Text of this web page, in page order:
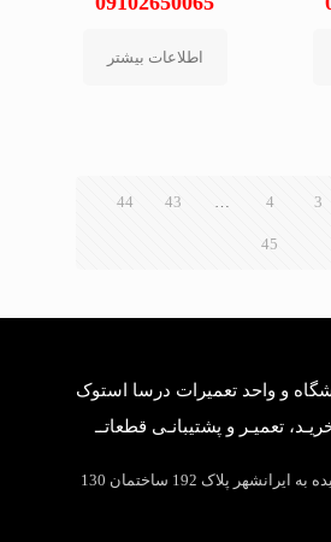
اطلاعات بیشتر
3
4
…
43
44
45
و واحد تعمیرات درسا استوک
تعمیـر و پشتیبانـی قطعاتــ
تهران خیابان سمیه نرسیده به ایرانشهر پلاک 192 ساختمان 130